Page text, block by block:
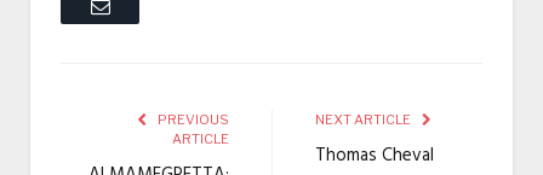
Email
PREVIOUS
ARTICLE
NEXT ARTICLE
Thomas Cheval